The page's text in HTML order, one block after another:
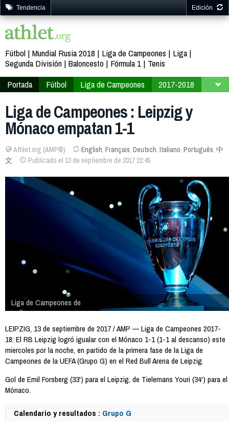
Tendencia Edición
Fútbol Mundial Rusia 2018 Liga de Campeones
Liga
Segunda División Baloncesto Fórmula 1
Tenis
Portada
Fútbol Liga de Campeones
2017-2018
Liga de Campeones : Leipzig y
Mónaco empatan 1-1
Athlet.org (AMP©) English, Français, Deutsch, Italiano, Português, 中
文
Publicado el 13 de septiembre de 2017 22:45
Liga de Campeones de
LEIPZIG, 13 de septiembre de 2017 / AMP — Liga de Campeones 2017-
18: El RB Leipzig logró igualar con el Mónaco 1-1 (1-1 al descanso) este
miercoles por la noche, en partido de la primera fase de la Liga de
Campeones de la UEFA (Grupo G) en el Red Bull Arena de Leipzig.
Gol de Emil Forsberg (33') para el Leipzig, de Tielemans Youri (34') para el
Mónaco.
Calendario y resultados : Grupo G